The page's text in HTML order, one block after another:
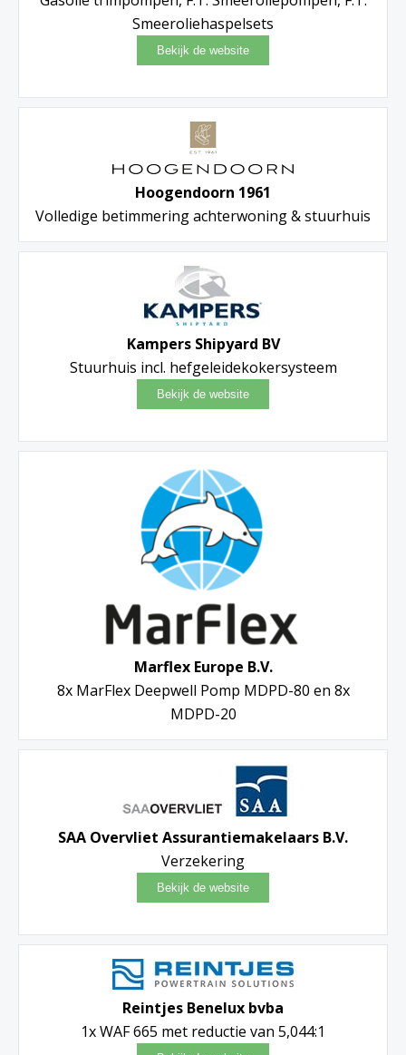
Smeeroliehaspelsets
Hoogendoorn 1961
Volledige betimmering achterwoning & stuurhuis
Kampers Shipyard BV
Stuurhuis incl. hefgeleidekokersysteem
Marflex Europe B.V.
8x MarFlex Deepwell Pomp MDPD-80 en 8x
MDPD-20
SAA Overvliet Assurantiemakelaars B.V.
Verzekering
Reintjes Benelux bvba
1x WAF 665 met reductie van 5,044:1